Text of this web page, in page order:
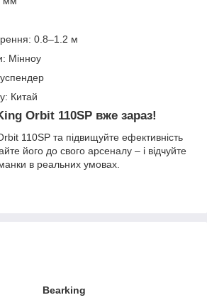
0.8–1.2 м
Мінноу
Китай
Orbit 110SP вже зараз!
110SP та підвищуйте ефективність
його до свого арсеналу – і відчуйте
в реальних умовах.
Bearking